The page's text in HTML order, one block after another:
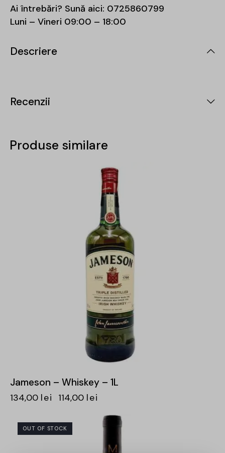
Ai întrebări? Sună aici: 0725860799
Luni – Vineri 09:00 – 18:00
Descriere
Recenzii
Produse similare
Jameson – Whiskey – 1L
134,00 lei 114,00 lei
OUT OF STOCK